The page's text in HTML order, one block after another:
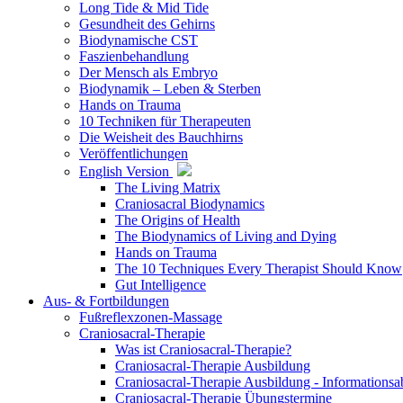
Long Tide & Mid Tide
Gesundheit des Gehirns
Biodynamische CST
Faszienbehandlung
Der Mensch als Embryo
Biodynamik – Leben & Sterben
Hands on Trauma
10 Techniken für Therapeuten
Die Weisheit des Bauchhirns
Veröffentlichungen
English Version
The Living Matrix
Craniosacral Biodynamics
The Origins of Health
The Biodynamics of Living and Dying
Hands on Trauma
The 10 Techniques Every Therapist Should Know
Gut Intelligence
Aus- & Fortbildungen
Fußreflexzonen-Massage
Craniosacral-Therapie
Was ist Craniosacral-Therapie?
Craniosacral-Therapie Ausbildung
Craniosacral-Therapie Ausbildung -
Craniosacral-Therapie Übungstermine